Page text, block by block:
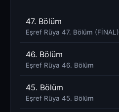
47. Bölüm
Eşref Rüya 47. Bölüm (FİNAL)
46. Bölüm
Eşref Rüya 46. Bölüm
45. Bölüm
Eşref Rüya 45. Bölüm